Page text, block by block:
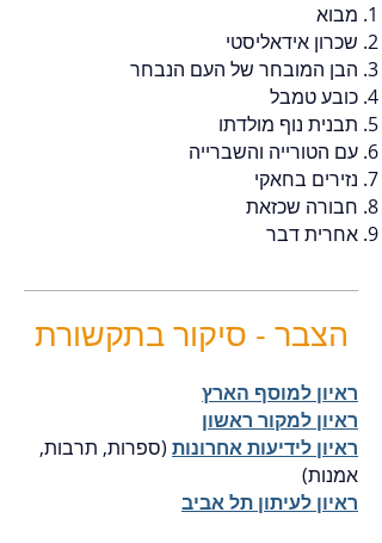
מבוא
שכרון אידאליסטי
הבן המובחר של העם הנבחר
כובע טמבל
תבנית נוף מולדתו
עם הטורייה והשברייה
נזירים בחאקי
חבורה שכזאת
אחרית דבר
הצבר - סיקור בתקשורת
ראיון למוסף הארץ
ראיון למקור ראשון
ראיון לידיעות אחרונות (ספרות, תרבות,
אמנות)
ראיון לעיתון תל אביב